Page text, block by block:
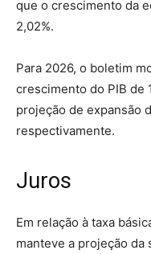
que o crescimento da
2,02%.
Para 2026, o boletim
crescimento do PIB de
projeção de expansão
respectivamente.
Juros
Em relação à taxa
manteve a projeção da